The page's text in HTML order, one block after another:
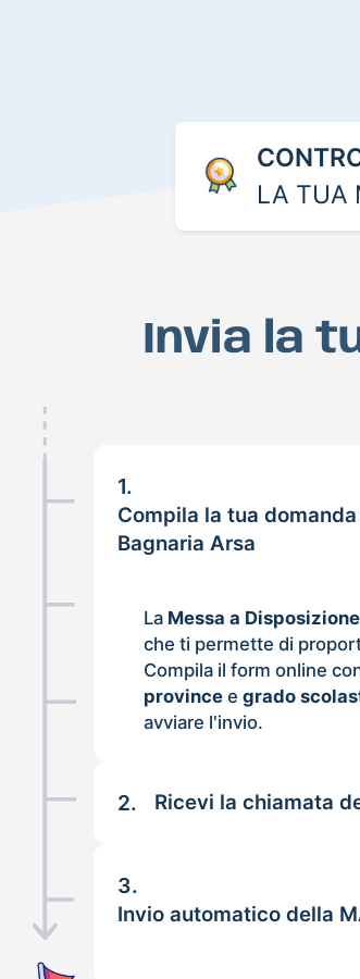
LA TUA
Invia la
1.
Compila la tua
Bagnaria Arsa
La Messa a
che ti permette di
Compila il form online
province egrado
avviare l'invio.
2. Ricevi la chiamata
3.
Invio automatico della